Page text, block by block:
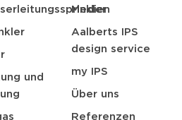
und
Medien
Aalberts IPS
design service
my IPS
Über uns
Referenzen